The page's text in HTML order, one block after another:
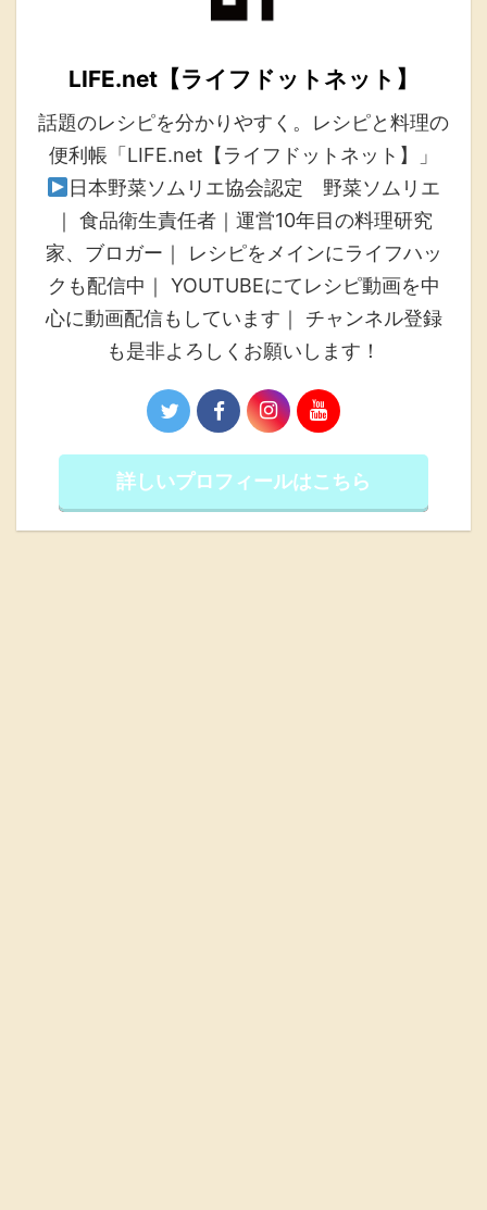
LIFE.net【ライフドットネット】
話題のレシピを分かりやすく。レシピと料理の
便利帳「LIFE.net【ライフドットネット】」
日本野菜ソムリエ協会認定 野菜ソムリエ
｜ 食品衛生責任者｜運営10年目の料理研究
家、ブロガー｜ レシピをメインにライフハッ
クも配信中｜ YOUTUBEにてレシピ動画を中
心に動画配信もしています｜ チャンネル登録
も是非よろしくお願いします！
詳しいプロフィールはこちら